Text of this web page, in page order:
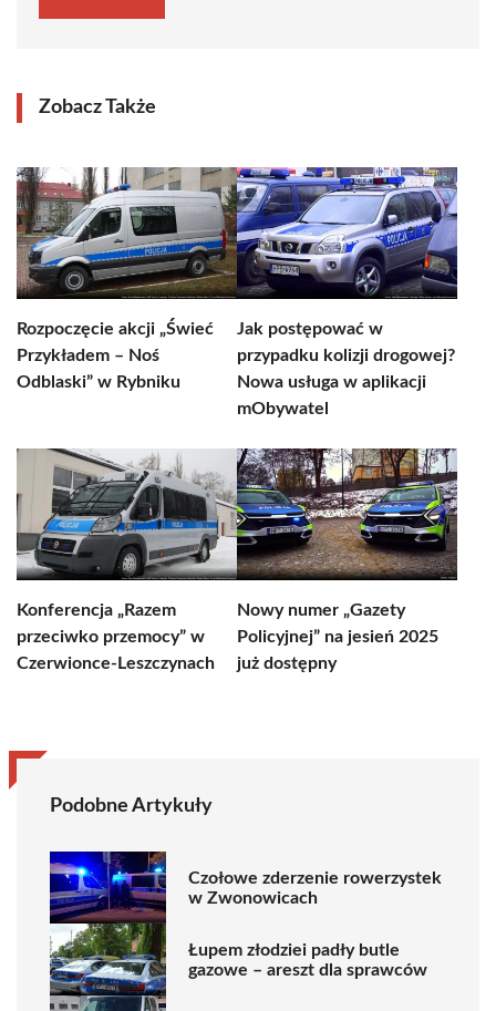
Zobacz Także
Rozpoczęcie akcji „Świeć
Przykładem – Noś
Odblaski” w Rybniku
Jak postępować w
przypadku kolizji drogowej?
Nowa usługa w aplikacji
mObywatel
Konferencja „Razem
przeciwko przemocy” w
Czerwionce-Leszczynach
Nowy numer „Gazety
Policyjnej” na jesień 2025
już dostępny
Podobne Artykuły
Czołowe zderzenie rowerzystek
w Zwonowicach
Łupem złodziei padły butle
gazowe – areszt dla sprawców